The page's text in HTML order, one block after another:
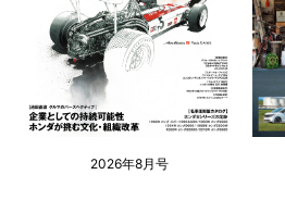
2026年8月号